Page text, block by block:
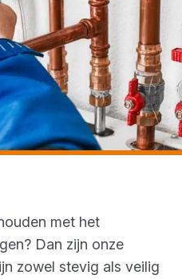
met het
Dan zijn onze
zowel stevig als veilig